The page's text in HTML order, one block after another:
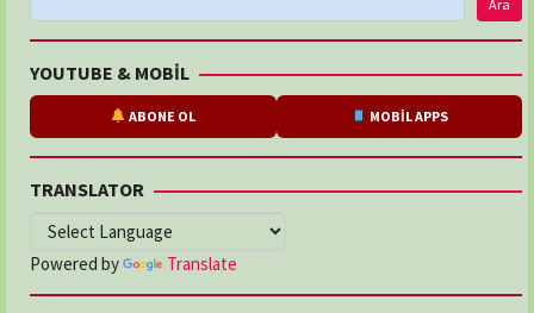
Ara
YOUTUBE & MOBİL
ABONE OL MOBİL APPS
TRANSLATOR
Powered by Translate